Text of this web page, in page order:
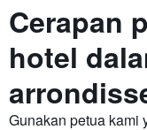
Cerapan
hotel
Gunakan petua kami